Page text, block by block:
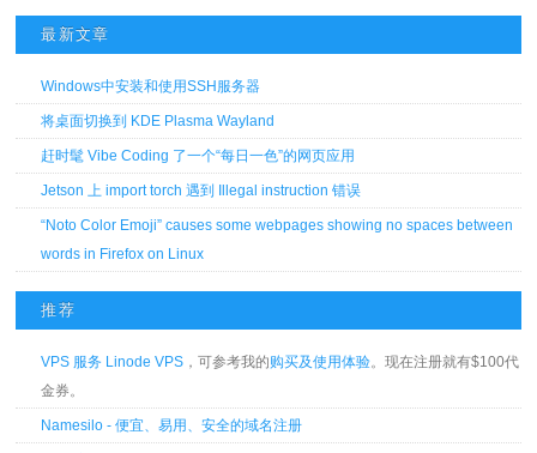
最新文章
Windows中安装和使用SSH服务器
将桌面切换到 KDE Plasma Wayland
赶时髦 Vibe Coding 了一个“每日一色”的网页应用
Jetson 上 import torch 遇到 Illegal instruction 错误
“Noto Color Emoji” causes some webpages showing no spaces between
words in Firefox on Linux
推荐
VPS 服务 Linode VPS ，可参考我的购买及使用体验。现在注册就有$100代
金券。
Namesilo - 便宜、易用、安全的域名注册